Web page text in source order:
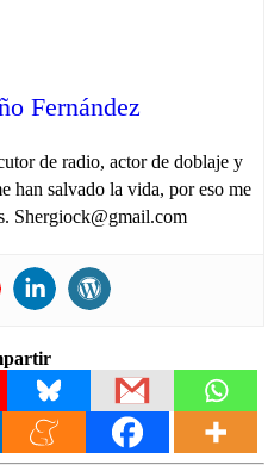
Fernández
de radio, actor de doblaje y
han salvado la vida, por eso me
Shergiock@gmail.com